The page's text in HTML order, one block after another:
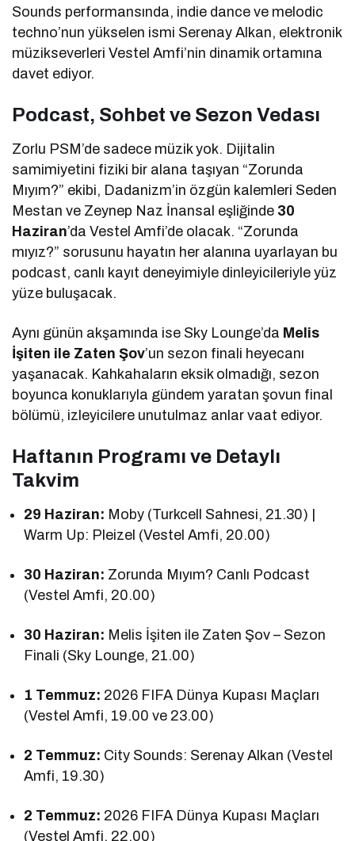
Sounds performansında, indie dance ve melodic
techno’nun yükselen ismi Serenay Alkan, elektronik
müzikseverleri Vestel Amfi’nin dinamik ortamına
davet ediyor.
Podcast, Sohbet ve Sezon Vedası
Zorlu PSM’de sadece müzik yok. Dijitalin
samimiyetini fiziki bir alana taşıyan “Zorunda
Mıyım?” ekibi, Dadanizm’in özgün kalemleri Seden
Mestan ve Zeynep Naz İnansal eşliğinde 30
Haziran’da Vestel Amfi’de olacak. “Zorunda
mıyız?” sorusunu hayatın her alanına uyarlayan bu
podcast, canlı kayıt deneyimiyle dinleyicileriyle yüz
yüze buluşacak.
Aynı günün akşamında ise Sky Lounge’da Melis
İşiten ile Zaten Şov’un sezon finali heyecanı
yaşanacak. Kahkahaların eksik olmadığı, sezon
boyunca konuklarıyla gündem yaratan şovun final
bölümü, izleyicilere unutulmaz anlar vaat ediyor.
Haftanın Programı ve Detaylı
Takvim
29 Haziran: Moby (Turkcell Sahnesi, 21.30) |
Warm Up: Pleizel (Vestel Amfi, 20.00)
30 Haziran: Zorunda Mıyım? Canlı Podcast
(Vestel Amfi, 20.00)
30 Haziran: Melis İşiten ile Zaten Şov – Sezon
Finali (Sky Lounge, 21.00)
1 Temmuz: 2026 FIFA Dünya Kupası Maçları
(Vestel Amfi, 19.00 ve 23.00)
2 Temmuz: City Sounds: Serenay Alkan (Vestel
Amfi, 19.30)
2 Temmuz: 2026 FIFA Dünya Kupası Maçları
(Vestel Amfi, 22.00)